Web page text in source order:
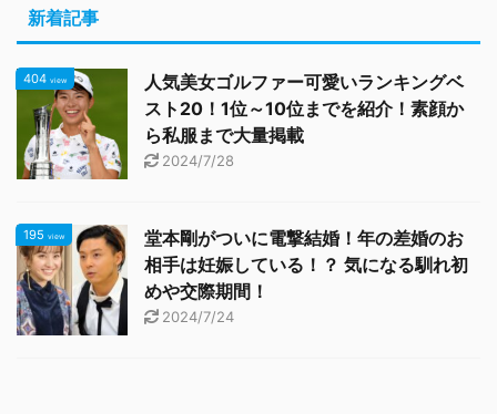
新着記事
404 view
人気美女ゴルファー可愛いランキングベ
スト20！1位～10位までを紹介！素顔か
ら私服まで大量掲載
2024/7/28
195 view
堂本剛がついに電撃結婚！年の差婚のお
相手は妊娠している！？ 気になる馴れ初
めや交際期間！
2024/7/24